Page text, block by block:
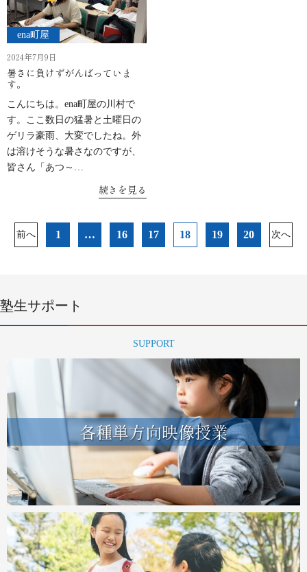
ena町屋
2024年7月9日
暑さに負けずがんばっていま
す。
こんにちは。ena町屋の川村で
す。ここ数日の猛暑と土曜日の
ゲリラ豪雨、大変でしたね。外
は溶けそうな暑さなのですが、
皆さん「あつ～…
続きを見る
投
ー
シ
前へ 1 … 16 17 18 19 20 次へ
塾生サポート
SUPPORT
各種単方向映像授業